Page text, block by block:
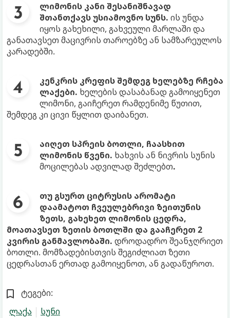
ლიმონის კანი შესანიშნავად
შთანთქავს უსიამოვნო სუნს. ის უნდა
იყოს გახეხილი, გახვეული მარლაში და
განათავსეთ მაცივრის თაროებზე ან სამზარეულოს
კარადებში.
კენკრის კრეფის შემდეგ ხელებზე რჩება
ლაქები. ხელების დასაბანად გამოიყენეთ
ლიმონი, გაიჩერეთ რამდენიმე წუთით,
შემდეგ კი ცივი წყლით დაიბანეთ.
აიღეთ სპრეის ბოთლი, ჩაასხით
ლიმონის წვენი. ხახვის ან ნივრის სუნის
მოცილებას ადვილად შეძლებთ.
თუ გსურთ ციტრუსის არომატი
დაამატოთ ჩვეულებრივი ზეითუნის
ზეთს, გახეხეთ ლიმონის ცედრა,
მოათავსეთ ზეთის ბოთლში და გააჩერეთ 2
კვირის განმავლობაში. დროდადრო შეანჯღრიეთ
ბოთლი. მომზადებისთვის შეგიძლიათ ზეთი
ცედრასთან ერთად გამოიყენოთ, ან გადაწუროთ.
ტეგები:
ლაქა
სუნი